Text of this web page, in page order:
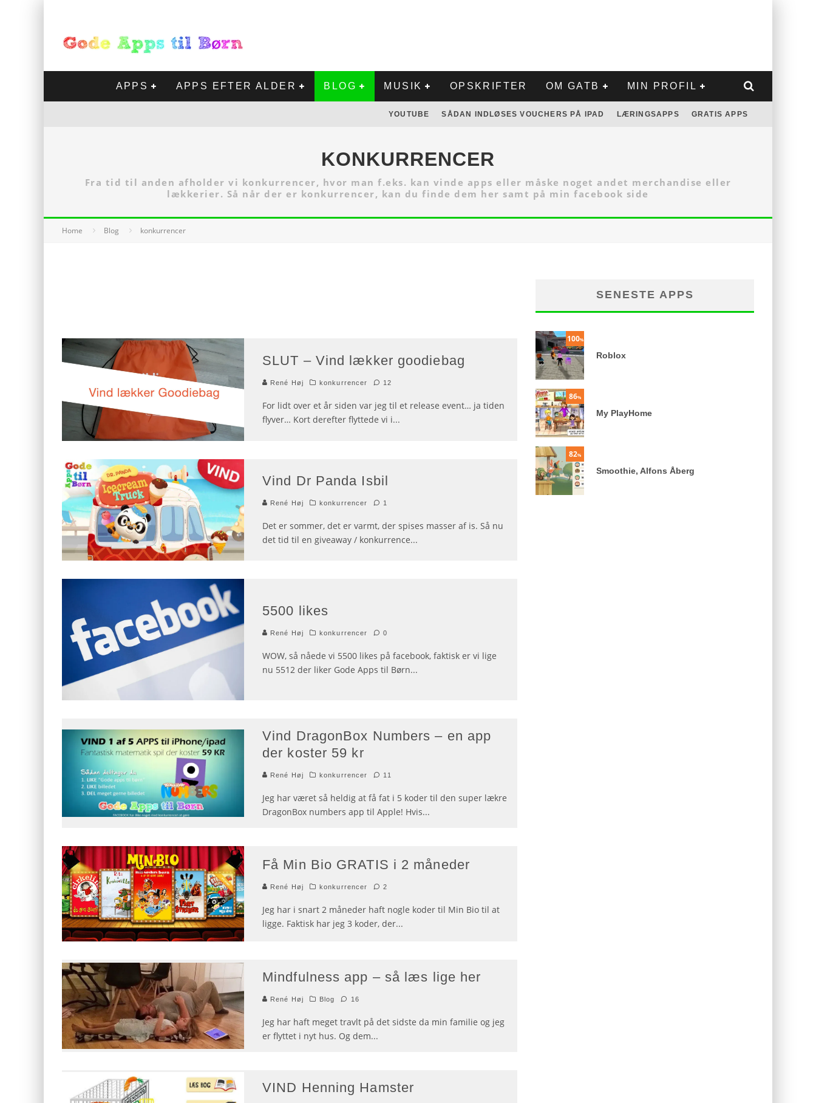
APPS APPS EFTER ALDER BLOG MUSIK OPSKRIFTER OM GATB MIN PROFIL
YOUTUBE SÅDAN INDLØSES VOUCHERS PÅ IPAD LÆRINGSAPPS GRATIS APPS
KONKURRENCER
Fra tid til anden afholder vi konkurrencer, hvor man f.eks. kan vinde apps eller måske noget andet merchandise eller
lækkerier. Så når der er konkurrencer, kan du finde dem her samt på min facebook side
Home Blog konkurrencer
SLUT – Vind lækker goodiebag
René Høj konkurrencer 12
For lidt over et år siden var jeg til et release event… ja tiden
flyver… Kort derefter flyttede vi i...
Vind Dr Panda Isbil
René Høj konkurrencer 1
Det er sommer, det er varmt, der spises masser af is. Så nu
det tid til en giveaway / konkurrence...
5500 likes
René Høj konkurrencer 0
WOW, så nåede vi 5500 likes på facebook, faktisk er vi lige
nu 5512 der liker Gode Apps til Børn...
Vind DragonBox Numbers – en app
der koster 59 kr
René Høj konkurrencer 11
Jeg har været så heldig at få fat i 5 koder til den super lækre
DragonBox numbers app til Apple! Hvis...
Få Min Bio GRATIS i 2 måneder
René Høj konkurrencer 2
Jeg har i snart 2 måneder haft nogle koder til Min Bio til at
ligge. Faktisk har jeg 3 koder, der...
Mindfulness app – så læs lige her
René Høj Blog 16
Jeg har haft meget travlt på det sidste da min familie og jeg
er flyttet i nyt hus. Og dem...
VIND Henning Hamster
SENESTE APPS
100%
Roblox
86%
My PlayHome
82%
Smoothie, Alfons Åberg